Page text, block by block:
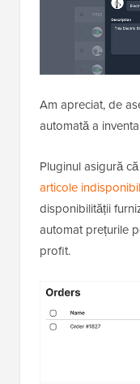
Am apreciat, de
automată a
Pluginul asigură
articole
disponibilității
automat prețurile
profit.